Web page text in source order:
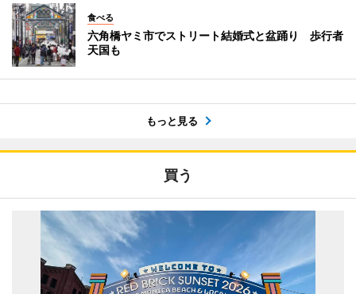
食べる
六角橋ヤミ市でストリート結婚式と盆踊り 歩行者
天国も
もっと見る
買う